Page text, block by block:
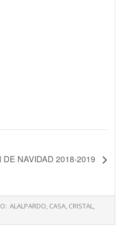
DE NAVIDAD 2018-2019
ALALPARDO, CASA, CRISTAL,